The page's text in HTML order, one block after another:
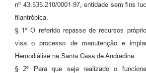
Serviços Online
A Prefeitura
Enquete
nº 43.535.210/0001-97, entidade sem fins
filantrópica.
§ 1º O referido repasse de recursos
visa o processo de manutenção e
Hemodiálise na Santa Casa de Andradina.
§ 2º Para que seja realizado o